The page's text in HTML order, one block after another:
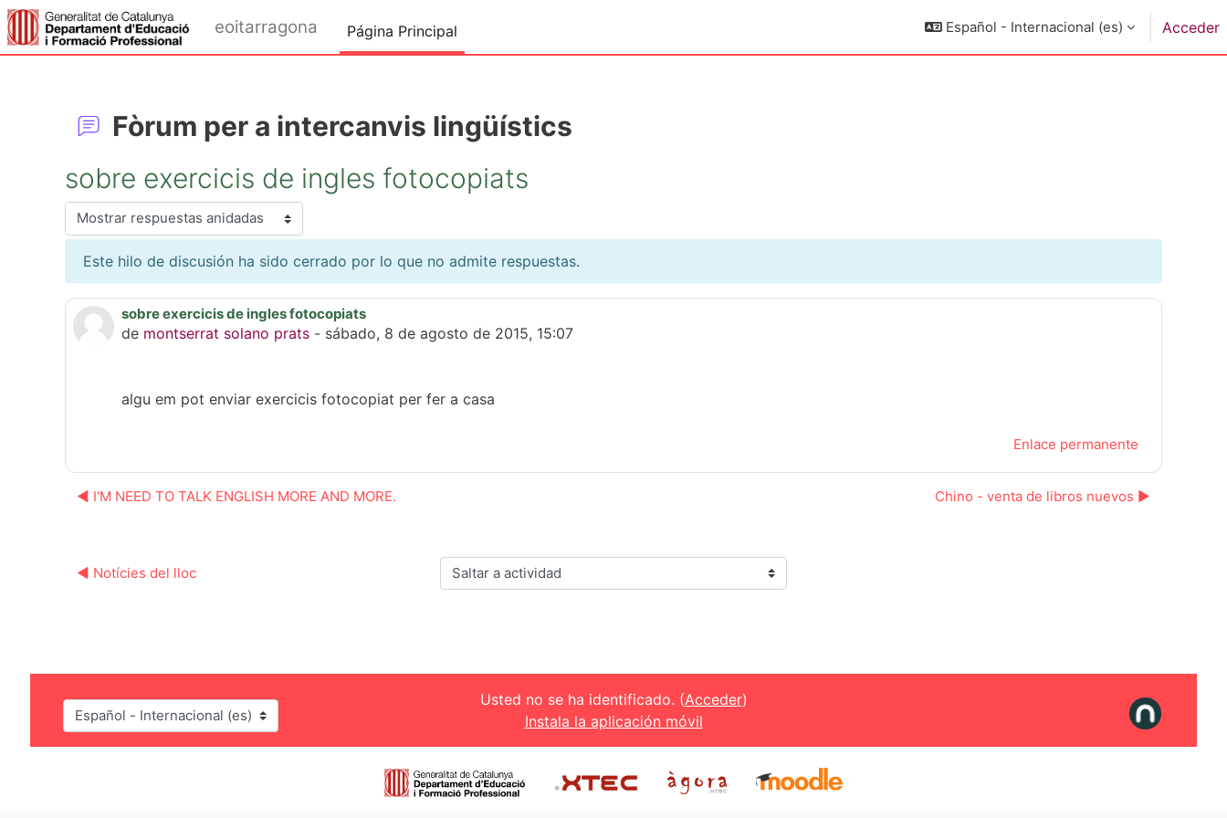
Salta al contenido principal
eoitarragona Página Principal Español - Internacional ‎(es)‎ Acceder
Fòrum per a intercanvis lingüístics
sobre exercicis de ingles fotocopiats
Mostrar modo
Este hilo de discusión ha sido cerrado por lo que no admite respuestas.
sobre exercicis de ingles fotocopiats
de montserrat solano prats - sábado, 8 de agosto de 2015, 15:07
Número de respuestas: 0
algu em pot enviar exercicis fotocopiat per fer a casa
Enlace permanente
◀︎ I'M NEED TO TALK ENGLISH MORE AND MORE. Chino - venta de libros nuevos ▶︎
◀︎ Notícies del lloc
Saltar a actividad
Idioma
Usted no se ha identificado. (Acceder)
Instala la aplicación móvil